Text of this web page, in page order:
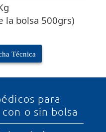
la bolsa 500grs)
Técnica
para
o sin bolsa